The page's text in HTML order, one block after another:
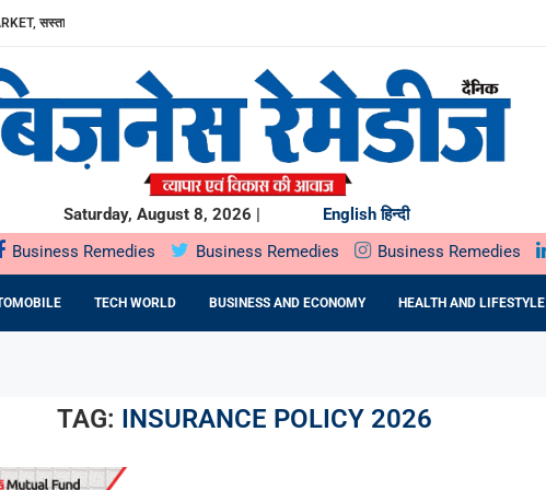
सस्ता...
AAVIN...
में उत्पादन...
BNP...
16TH BRICS TRADE MINISTERS’...
PRATIBHA AGARWAL ON...
के...
Saturday, August 8, 2026 | English हिन्दी
Business Remedies Business Remedies Business Remedies
TECH WORLD BUSINESS AND ECONOMY HEALTH AND LIFESTYLE
TAG: INSURANCE POLICY 2026